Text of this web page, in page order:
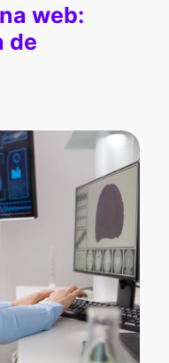
web:
de